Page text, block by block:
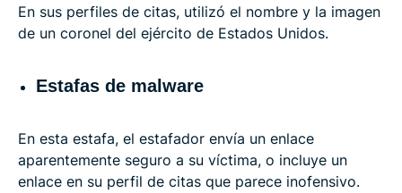
En sus perfiles de citas, utilizó el nombre y la imagen
de un coronel del ejército de Estados Unidos.
Estafas de malware
En esta estafa, el estafador envía un enlace
aparentemente seguro a su víctima, o incluye un
enlace en su perfil de citas que parece inofensivo.